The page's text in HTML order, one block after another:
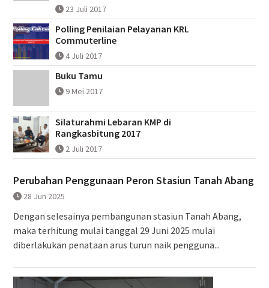
23 Juli 2017
Polling Penilaian Pelayanan KRL
Commuterline
4 Juli 2017
Buku Tamu
9 Mei 2017
Silaturahmi Lebaran KMP di
Rangkasbitung 2017
2 Juli 2017
Perubahan Penggunaan Peron Stasiun Tanah Abang
28 Jun 2025
Dengan selesainya pembangunan stasiun Tanah Abang,
maka terhitung mulai tanggal 29 Juni 2025 mulai
diberlakukan penataan arus turun naik pengguna...